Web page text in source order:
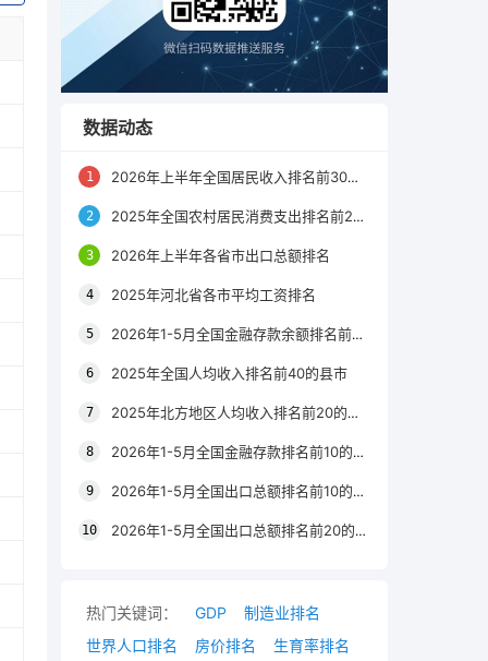
数据动态
2026年上半年全国居民收入排名前30的区县
2025年全国农村居民消费支出排名前20的城市
2026年上半年各省市出口总额排名
2025年河北省各市平均工资排名
2026年1-5月全国金融存款余额排名前20的城市
2025年全国人均收入排名前40的县市
2025年北方地区人均收入排名前20的城市
2026年1-5月全国金融存款排名前10的省份
2026年1-5月全国出口总额排名前10的省市
2026年1-5月全国出口总额排名前20的城市
热门关键词： GDP
制造业排名
世界人口排名
房价排名 生育率排名